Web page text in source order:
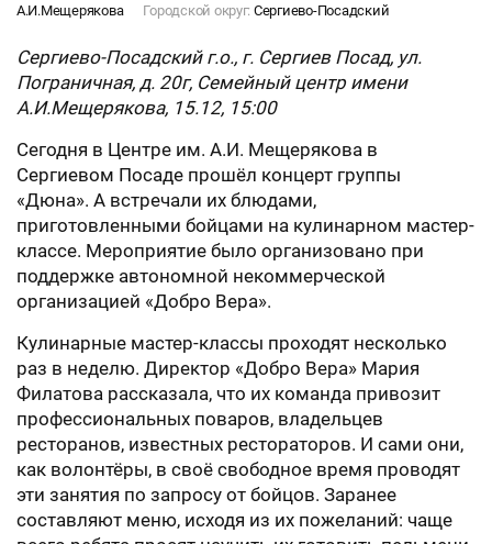
А.И.Мещерякова
Городской округ: Сергиево-Посадский
Сергиево-Посадский г.о., г. Сергиев Посад, ул.
Пограничная, д. 20г, Семейный центр имени
А.И.Мещерякова, 15.12, 15:00
Сегодня в Центре им. А.И. Мещерякова в
Сергиевом Посаде прошёл концерт группы
«Дюна». А встречали их блюдами,
приготовленными бойцами на кулинарном мастер-
классе. Мероприятие было организовано при
поддержке автономной некоммерческой
организацией «Добро Вера».
Кулинарные мастер-классы проходят несколько
раз в неделю. Директор «Добро Вера» Мария
Филатова рассказала, что их команда привозит
профессиональных поваров, владельцев
ресторанов, известных рестораторов. И сами они,
как волонтёры, в своё свободное время проводят
эти занятия по запросу от бойцов. Заранее
составляют меню, исходя из их пожеланий: чаще